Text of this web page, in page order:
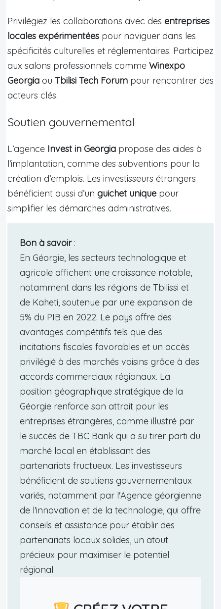
Privilégiez les collaborations avec des entreprises
locales expérimentées pour naviguer dans les
spécificités culturelles et réglementaires. Participez
aux salons professionnels comme Winexpo
Georgia ou Tbilisi Tech Forum pour rencontrer des
acteurs clés.
Soutien gouvernemental
L’agence Invest in Georgia propose des aides à
l’implantation, comme des subventions pour la
création d’emplois. Les investisseurs étrangers
bénéficient aussi d’un guichet unique pour
simplifier les démarches administratives.
Bon à savoir:
En Géorgie, les secteurs technologique et
agricole affichent une croissance notable,
notamment dans les régions de Tbilissi et
de Kaheti, soutenue par une expansion de
5% du PIB en 2022. Le pays offre des
avantages compétitifs tels que des
incitations fiscales favorables et un accès
privilégié à des marchés voisins grâce à des
accords commerciaux régionaux. La
position géographique stratégique de la
Géorgie renforce son attrait pour les
entreprises étrangères, comme illustré par
le succès de TBC Bank qui a su tirer parti du
marché local en établissant des
partenariats fructueux. Les investisseurs
bénéficient de soutiens gouvernementaux
variés, notamment par l'Agence géorgienne
de l'innovation et de la technologie, qui offre
conseils et assistance pour établir des
partenariats locaux solides, un atout
précieux pour maximiser le potentiel
régional.